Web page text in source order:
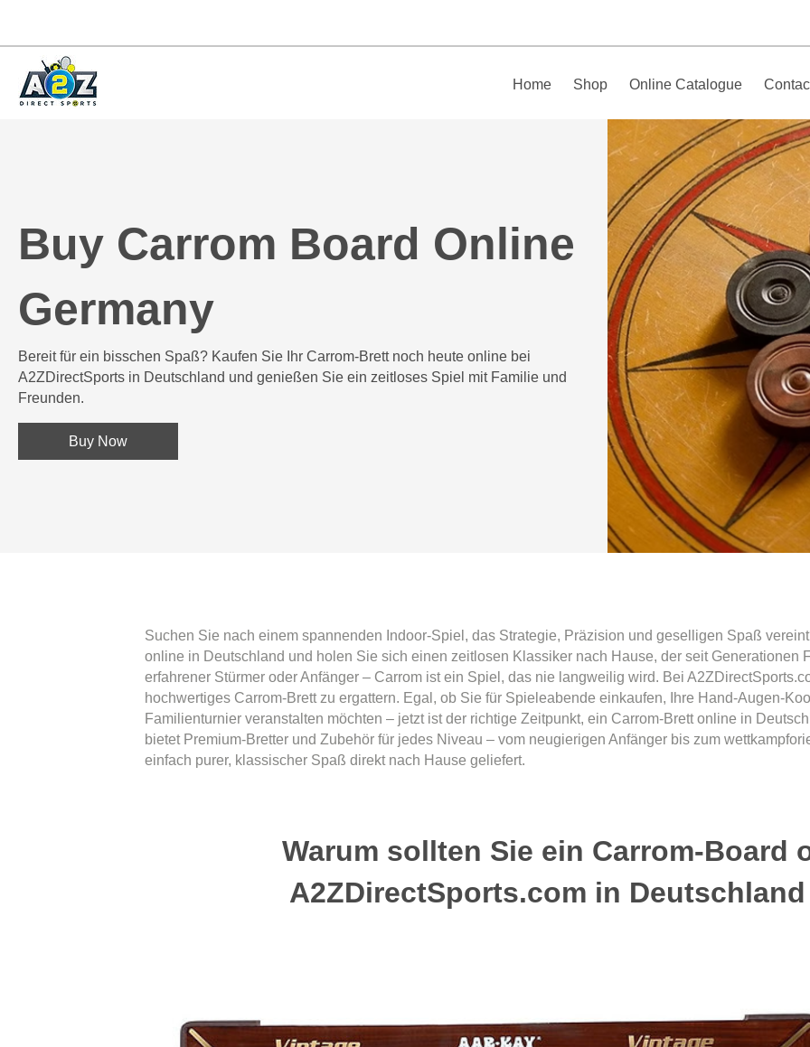
Home Shop Online Catalogue
Buy Carrom Board Online
Germany
Bereit für ein bisschen Spaß? Kaufen Sie Ihr Carrom-Brett noch heute online bei
A2ZDirectSports in Deutschland und genießen Sie ein zeitloses Spiel mit Familie und
Freunden.
Buy Now
Suchen Sie nach einem spannenden Indoor-Spiel, das Strategie, Präzision und geselligen Spaß
online in Deutschland und holen Sie sich einen zeitlosen Klassiker nach Hause, der seit Generationen
erfahrener Stürmer oder Anfänger – Carrom ist ein Spiel, das nie langweilig wird. Bei
hochwertiges Carrom-Brett zu ergattern. Egal, ob Sie für Spieleabende einkaufen, Ihre Hand-Augen-
Familienturnier veranstalten möchten – jetzt ist der richtige Zeitpunkt, ein Carrom-Brett online in
bietet Premium-Bretter und Zubehör für jedes Niveau – vom neugierigen Anfänger bis zum
einfach purer, klassischer Spaß direkt nach Hause geliefert.
Warum sollten Sie ein Carrom-Board
A2ZDirectSports.com in